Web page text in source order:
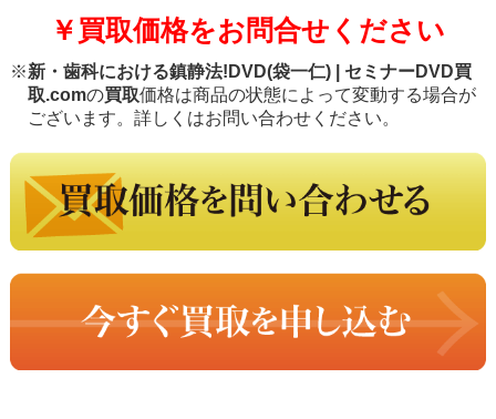
￥買取価格をお問合せください
※新・歯科における鎮静法!DVD(袋一仁) | セミナーDVD買
取.comの買取価格は商品の状態によって変動する場合が
ございます。詳しくはお問い合わせください。